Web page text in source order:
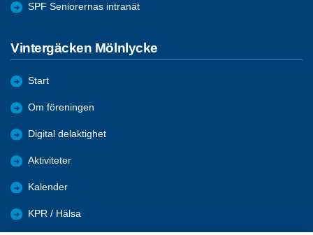
SPF Seniorernas intranät
Vintergäcken Mölnlycke
Start
Om föreningen
Digital delaktighet
Aktiviteter
Kalender
KPR / Hälsa